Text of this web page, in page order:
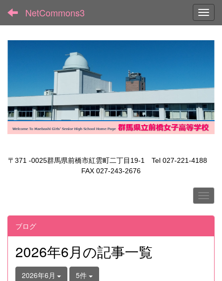
NetCommons3
〒371 -0025群馬県前橋市紅雲町二丁目19-1 Tel 027-221-4188
FAX 027-243-2676
ブログ
2026年6月の記事一覧
2026年6月 5件